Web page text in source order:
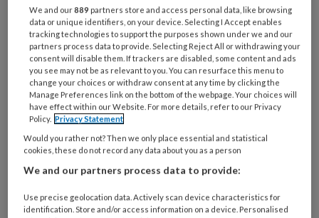
de zorg.
Onderwerpen
Risicovoeten
Diabetische voet
Oncologische voet
We and our889 partners store and access personal data, like browsing
data or unique identifiers, on your device. Selecting I Accept enables
tracking technologies to support the purposes shown under we and our
partners process data to provide. Selecting Reject All or withdrawing your
consent will disable them. If trackers are disabled, some content and ads
you see may not be as relevant to you. You can resurface this menu to
change your choices or withdraw consent at any time by clicking the
Manage Preferences link on the bottom of the webpage. Your choices will
have effect within our Website. For more details, refer to our Privacy
Policy. Privacy Statement
Would you rather not? Then we only place essential and statistical
cookies, these do not record any data about you as a person
We and our partners process data to provide:
Use precise geolocation data. Actively scan device characteristics for
identification. Store and/or access information on a device. Personalised